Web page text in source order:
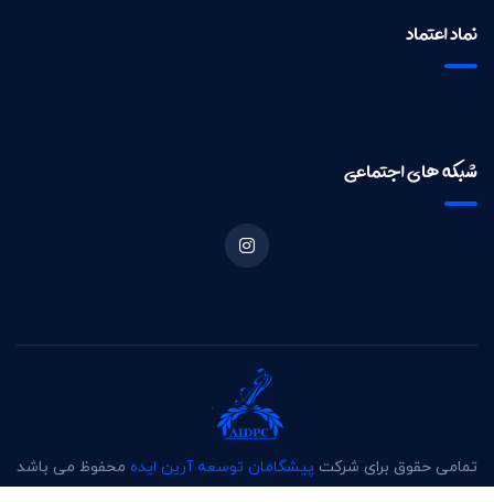
نماد اعتماد
شبکه های اجتماعی
تمامی حقوق برای شرکت پیشگامان توسعه آرین ایده محفوظ می باشد